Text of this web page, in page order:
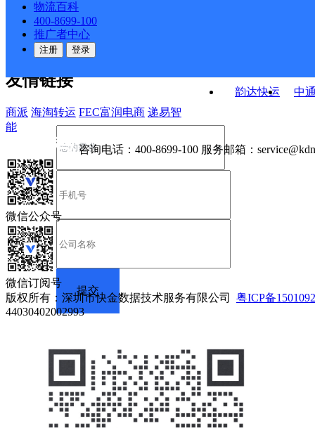
物流百科
400-8699-100
推广者中心
注册 登录
韵达快运
中
公司介绍 企业动态
合作伙伴 快递鸟接口服务协议
户隐私政策
友情链接
商派 海淘转运 FEC富润电商 递易智
能
咨询电话： 400-8699-100 服务邮箱：
微信公众号
微信订阅号
版权所有：深圳市快金数据技术服务有限公司 粤ICP备
44030402002993